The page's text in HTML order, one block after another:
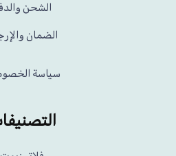
الشحن
الضمان
سياسة